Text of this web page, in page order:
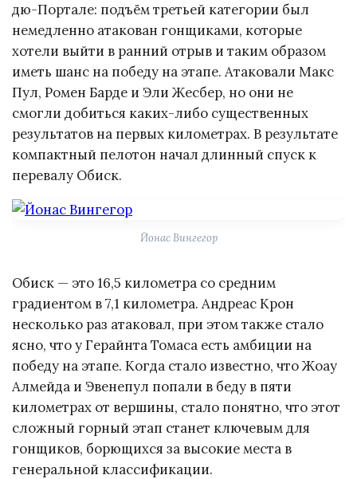
дю-Портале: подъём третьей категории был
немедленно атакован гонщиками, которые
хотели выйти в ранний отрыв и таким образом
иметь шанс на победу на этапе. Атаковали Макс
Пул, Ромен Барде и Эли Жесбер, но они не
смогли добиться каких-либо существенных
результатов на первых километрах. В результате
компактный пелотон начал длинный спуск к
перевалу Обиск.
Йонас Вингегор
Обиск — это 16,5 километра со средним
градиентом в 7,1 километра. Андреас Крон
несколько раз атаковал, при этом также стало
ясно, что у Герайнта Томаса есть амбиции на
победу на этапе. Когда стало известно, что Жоау
Алмейда и Эвенепул попали в беду в пяти
километрах от вершины, стало понятно, что этот
сложный горный этап станет ключевым для
гонщиков, борющихся за высокие места в
генеральной классификации.